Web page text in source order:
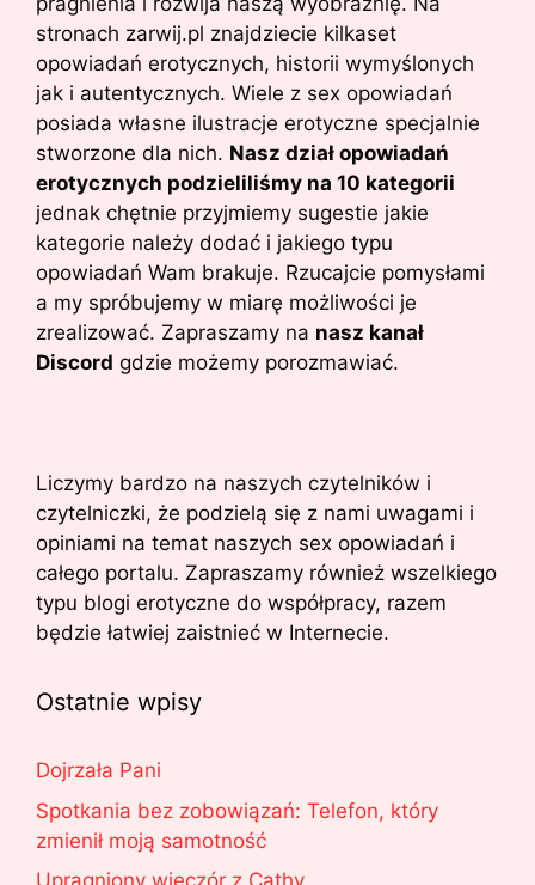
stronach zarwij.pl znajdziecie kilkaset
opowiadań erotycznych, historii wymyślonych
jak i autentycznych. Wiele z sex opowiadań
posiada własne ilustracje erotyczne specjalnie
stworzone dla nich. Nasz dział opowiadań
erotycznych podzieliliśmy na 10 kategorii
jednak chętnie przyjmiemy sugestie jakie
kategorie należy dodać i jakiego typu
opowiadań Wam brakuje. Rzucajcie pomysłami
a my spróbujemy w miarę możliwości je
zrealizować. Zapraszamy na nasz kanał
Discord gdzie możemy porozmawiać.
Liczymy bardzo na naszych czytelników i
czytelniczki, że podzielą się z nami uwagami i
opiniami na temat naszych sex opowiadań i
całego portalu. Zapraszamy również wszelkiego
typu blogi erotyczne do współpracy, razem
będzie łatwiej zaistnieć w Internecie.
Ostatnie wpisy
Dojrzała Pani
Spotkania bez zobowiązań: Telefon, który
zmienił moją samotność
Upragniony wieczór z Cathy.